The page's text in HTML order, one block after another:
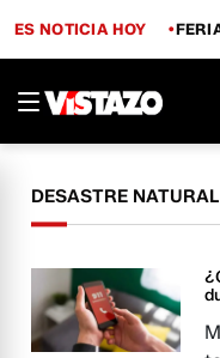
ES NOTICIA HOY
DESASTRE NATURAL